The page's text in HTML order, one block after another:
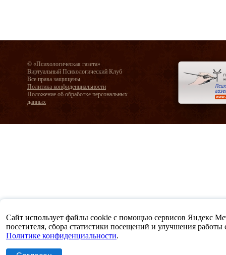
© «Психологическая газета»
Виртуальный Психологический Клуб
Все права защищены
Политика конфиденциальности
Положение об обработке персональных
данных
Сайт использует файлы cookie с помощью сервисов Яндекс
посетителя, сбора статистики посещений и улучшения работы
Политике конфиденциальности.